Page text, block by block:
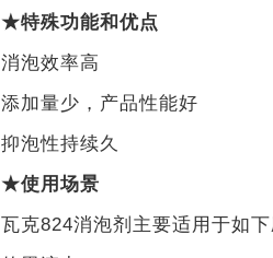
★特殊功能和优点
消泡效率高
添加量少，产品性能好
抑泡性持续久
★使用场景
瓦克824消泡剂主要适用于如